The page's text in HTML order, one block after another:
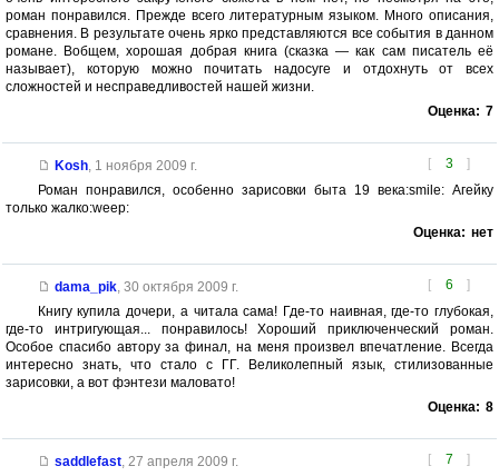
роман понравился. Прежде всего литературным языком. Много описания,
сравнения. В результате очень ярко представляются все события в данном
романе. Вобщем, хорошая добрая книга (сказка — как сам писатель её
называет), которую можно почитать надосуге и отдохнуть от всех
сложностей и несправедливостей нашей жизни.
Оценка: 7
[ 3 ]
Kosh, 1 ноября 2009 г.
Роман понравился, особенно зарисовки быта 19 века:smile: Агейку
только жалко:weep:
Оценка: нет
[ 6 ]
dama_pik, 30 октября 2009 г.
Книгу купила дочери, а читала сама! Где-то наивная, где-то глубокая,
где-то интригующая... понравилось! Хороший приключенческий роман.
Особое спасибо автору за финал, на меня произвел впечатление. Всегда
интересно знать, что стало с ГГ. Великолепный язык, стилизованные
зарисовки, а вот фэнтези маловато!
Оценка: 8
[ 7 ]
saddlefast, 27 апреля 2009 г.